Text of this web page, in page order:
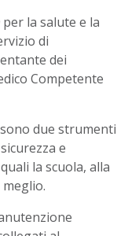
per la salute e la
di
dei
Competente
due strumenti
e
la scuola, alla